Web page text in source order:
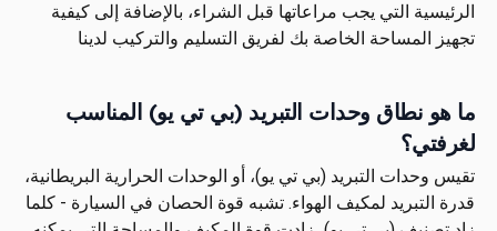
الرئيسية التي يجب مراعاتها قبل الشراء، بالإضافة إلى كيفية
تجهيز المساحة الخاصة بك لفريق التسليم والتركيب لدينا
ما هو نطاق وحدات التبريد (بي تي يو) المناسب
لغرفتي؟
تقيس وحدات التبريد (بي تي يو)، أو الوحدات الحرارية البريطانية،
قدرة التبريد لمكيف الهواء. تشبه قوة الحصان في السيارة - كلما